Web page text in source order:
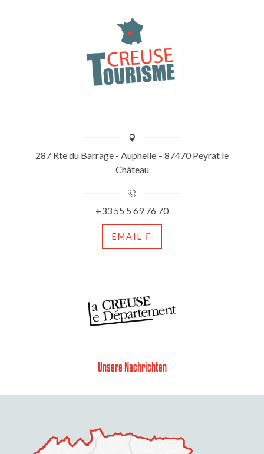
287 Rte du Barrage - Auphelle – 87470 Peyrat le
Château
+33 55 5 69 76 70
EMAIL
Unsere Nachrichten